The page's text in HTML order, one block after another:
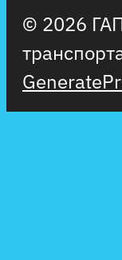
© 2026